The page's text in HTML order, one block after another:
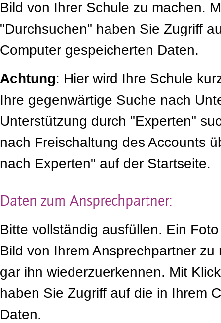
Bild von Ihrer Schule zu machen.
"Durchsuchen" haben Sie Zugriff
Computer gespeicherten Daten.
Achtung: Hier wird Ihre Schule
Ihre gegenwärtige Suche nach
Unterstützung durch "Experten"
nach Freischaltung des Accounts
nach Experten" auf der Startseite.
Daten zum Ansprechpartner:
Bitte vollständig ausfüllen. Ein
Bild von Ihrem Ansprechpartner
gar ihn wiederzuerkennen. Mit
haben Sie Zugriff auf die in Ihrem
Daten.